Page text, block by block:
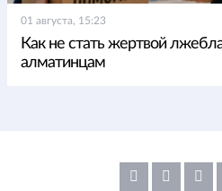
01 августа, 15:23
Как не стать жертвой
алматинцам